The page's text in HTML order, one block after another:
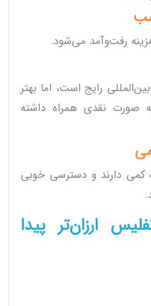
رفت‌وآمد می‌شود.
رایج است، اما بهتر
صورت نقدی همراه داشته
کمی دارند و دسترسی خوبی
ارزان‌تر پیدا